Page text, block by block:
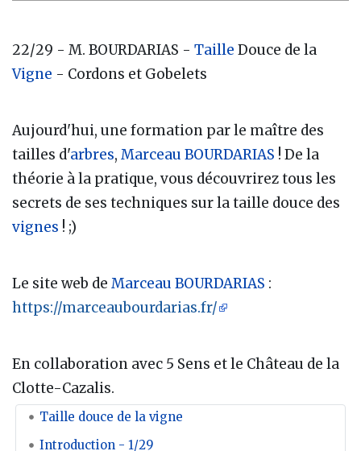
22/29 - M. BOURDARIAS - Taille Douce de la
Vigne - Cordons et Gobelets
Aujourd'hui, une formation par le maître des
tailles d'arbres, Marceau BOURDARIAS ! De la
théorie à la pratique, vous découvrirez tous les
secrets de ses techniques sur la taille douce des
vignes ! ;)
Le site web de Marceau BOURDARIAS :
https://marceaubourdarias.fr/
En collaboration avec 5 Sens et le Château de la
Clotte-Cazalis.
Taille douce de la vigne
Introduction - 1/29